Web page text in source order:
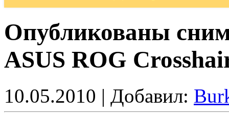
Опубликованы
ASUS ROG
10.05.2010 | Добавил: